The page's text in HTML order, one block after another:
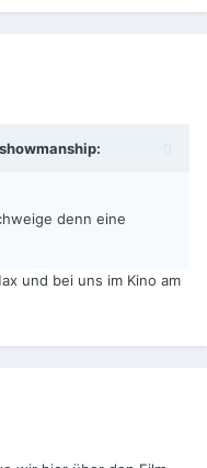
showmanship:
denn eine
und bei uns im Kino am